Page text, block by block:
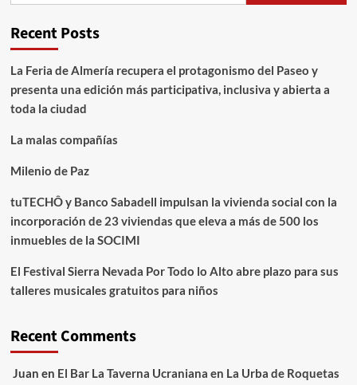
Recent Posts
La Feria de Almería recupera el protagonismo del Paseo y
presenta una edición más participativa, inclusiva y abierta a
toda la ciudad
La malas compañías
Milenio de Paz
tuTECHÔ y Banco Sabadell impulsan la vivienda social con la
incorporación de 23 viviendas que eleva a más de 500 los
inmuebles de la SOCIMI
El Festival Sierra Nevada Por Todo lo Alto abre plazo para sus
talleres musicales gratuitos para niños
Recent Comments
Juan en El Bar La Taverna Ucraniana en La Urba de Roquetas